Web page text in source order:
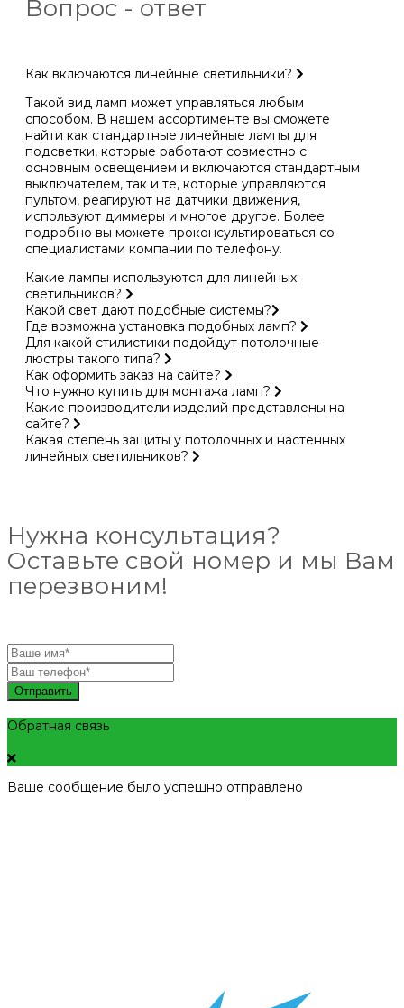
Вопрос - ответ
Как включаются линейные светильники?
Такой вид ламп может управляться любым
способом. В нашем ассортименте вы сможете
найти как стандартные линейные лампы для
подсветки, которые работают совместно с
основным освещением и включаются стандартным
выключателем, так и те, которые управляются
пультом, реагируют на датчики движения,
используют диммеры и многое другое. Более
подробно вы можете проконсультироваться со
специалистами компании по телефону.
Какие лампы используются для линейных
светильников?
Какой свет дают подобные системы?
Где возможна установка подобных ламп?
Для какой стилистики подойдут потолочные
люстры такого типа?
Как оформить заказ на сайте?
Что нужно купить для монтажа ламп?
Какие производители изделий представлены на
сайте?
Какая степень защиты у потолочных и настенных
линейных светильников?
Нужна консультация?
Оставьте свой номер и мы Вам
перезвоним!
Отправить
Обратная связь
Ваше сообщение было успешно отправлено